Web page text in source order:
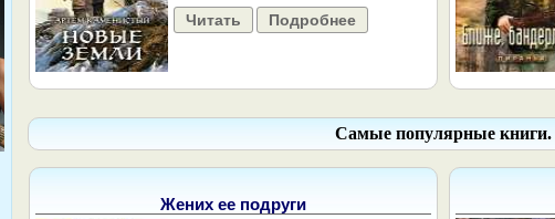
Читать Подробнее
Самые популярные книги.
Жених ее подруги